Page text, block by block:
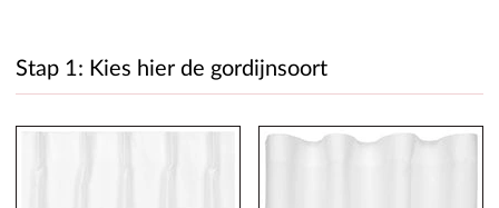
Stap 1: Kies hier de gordijnsoort